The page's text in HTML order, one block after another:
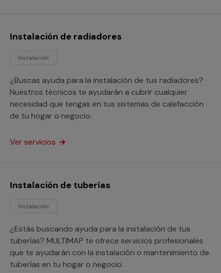
Instalación de radiadores
Instalación
¿Buscas ayuda para la instalación de tus radiadores?
Nuestros técnicos te ayudarán a cubrir cualquier
necesidad que tengas en tus sistemas de calefacción
de tu hogar o negocio.
Ver servicios
Instalación de tuberías
Instalación
¿Estás buscando ayuda para la instalación de tus
tuberías? MULTIMAP te ofrece servicios profesionales
que te ayudarán con la instalación o mantenimiento de
tuberías en tu hogar o negocio.